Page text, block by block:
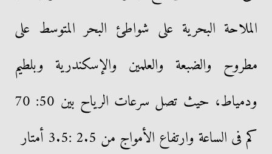
الملاحة البحرية على شواطئ البحر المتوسط على
مطروح والضبعة والعلمين والإسكندرية وبلطيم
ودمياط، حيث تصل سرعات الرياح بين 50: 70
كم فى الساعة وارتفاع الأمواج من 2.5 :3.5 أمتار